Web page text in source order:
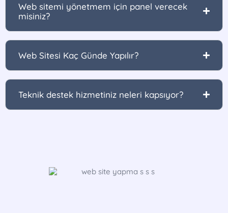
Web sitemi yönetmem için panel verecek
misiniz?
Web Sitesi Kaç Günde Yapılır?
Teknik destek hizmetiniz neleri kapsıyor?